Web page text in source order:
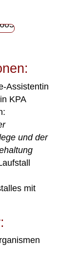
Assistentin
KPA
und der
mit